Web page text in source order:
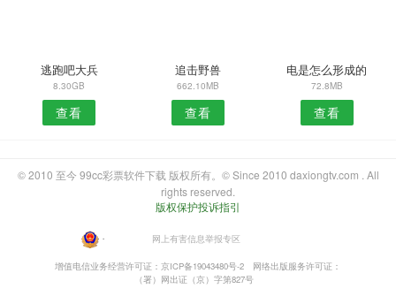
逃跑吧大兵
8.30GB
查看
追击野兽
662.10MB
查看
电是怎么形成的
72.8MB
查看
© 2010 至今 99cc彩票软件下载 版权所有。© Since 2010 daxiongtv.com . All
rights reserved.
版权保护投诉指引
・ 网上有害信息举报专区
增值电信业务经营许可证：京ICP备19043480号-2
网络出版服务许可证：
（署）网出证（京）字第827号